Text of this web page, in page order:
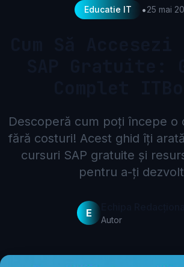
Educatie IT •25 mai
Descoperă cum poți începe o
fără costuri! Acest ghid îți
cursuri SAP gratuite și
pentru a-ți
E
Autor